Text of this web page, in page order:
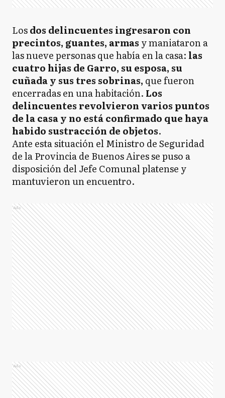
Losdos delincuentes ingresaron con
precintos, guantes, armas y maniataron a
las nueve personas que había en la casa: las
cuatro hijas de Garro, su esposa, su
cuñada y sus tres sobrinas, que fueron
encerradas en una habitación. Los
delincuentes revolvieron varios puntos
de la casa y no está confirmado que haya
habido sustracción de objetos.
Ante esta situación el Ministro de Seguridad
de la Provincia de Buenos Aires se puso a
disposición del Jefe Comunal platense y
mantuvieron un encuentro.
Ads
Ads